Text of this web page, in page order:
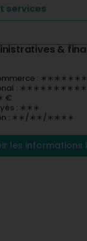
services
&
: ∗∗∗∗∗∗∗
: ∗∗∗∗∗∗∗∗∗∗
€
: ∗∗∗
: ∗∗/∗∗/∗∗∗∗
les informations